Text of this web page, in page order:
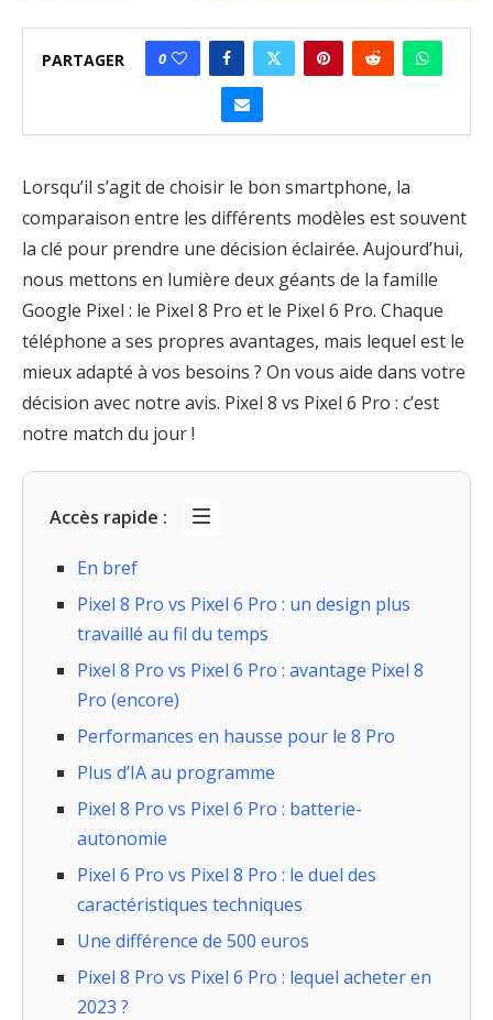
PARTAGER 0
Lorsqu’il s’agit de choisir le bon smartphone, la
comparaison entre les différents modèles est souvent
la clé pour prendre une décision éclairée. Aujourd’hui,
nous mettons en lumière deux géants de la famille
Google Pixel : le Pixel 8 Pro et le Pixel 6 Pro. Chaque
téléphone a ses propres avantages, mais lequel est le
mieux adapté à vos besoins ? On vous aide dans votre
décision avec notre avis. Pixel 8 vs Pixel 6 Pro : c’est
notre match du jour !
Accès rapide :
En bref
Pixel 8 Pro vs Pixel 6 Pro : un design plus
travaillé au fil du temps
Pixel 8 Pro vs Pixel 6 Pro : avantage Pixel 8
Pro (encore)
Performances en hausse pour le 8 Pro
Plus d’IA au programme
Pixel 8 Pro vs Pixel 6 Pro : batterie-
autonomie
Pixel 6 Pro vs Pixel 8 Pro : le duel des
caractéristiques techniques
Une différence de 500 euros
Pixel 8 Pro vs Pixel 6 Pro : lequel acheter en
2023 ?